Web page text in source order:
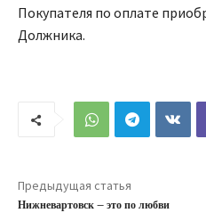
Покупателя по оплате
Должника.
Предыдущая статья
Нижневартовск – это по любви